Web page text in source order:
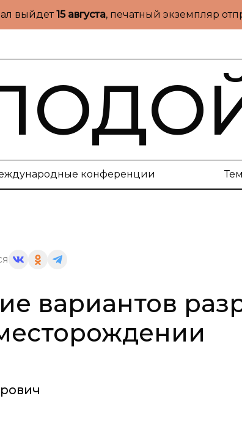
выйдет15 августа, печатный экземпляр
конференции
вариантов